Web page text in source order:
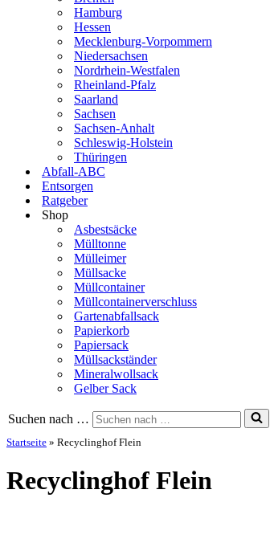
Hamburg
Hessen
Mecklenburg-Vorpommern
Niedersachsen
Nordrhein-Westfalen
Rheinland-Pfalz
Saarland
Sachsen
Sachsen-Anhalt
Schleswig-Holstein
Thüringen
Abfall-ABC
Entsorgen
Ratgeber
Shop
Asbestsäcke
Mülltonne
Mülleimer
Müllsacke
Müllcontainer
Müllcontainerverschluss
Gartenabfallsack
Papierkorb
Papiersack
Müllsackständer
Mineralwollsack
Gelber Sack
Suchen nach …
Startseite » Recyclinghof Flein
Recyclinghof Flein